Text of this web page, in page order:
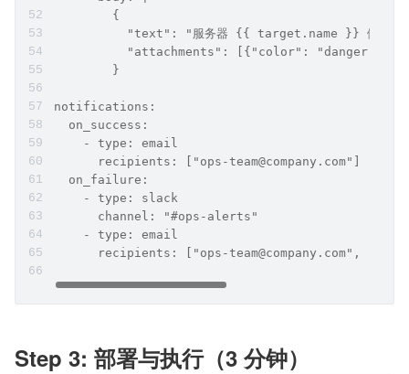
        {
"text": "服务器 {{ target.name }} 健康检
          "attachments": [{"color": "danger"}]
        }
notifications:
  on_success:
    - type: email
      recipients: ["ops-team@company.com"]
  on_failure:
    - type: slack
      channel: "#ops-alerts"
    - type: email
recipients: ["ops-team@company.com",
Step 3: 部署与执行（3 分钟）